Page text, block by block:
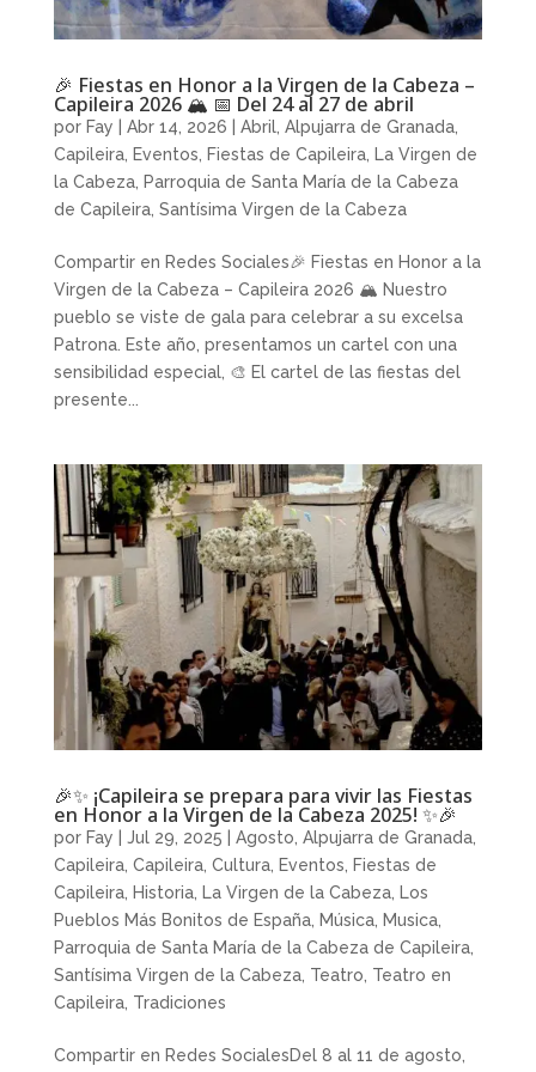
🎉 Fiestas en Honor a la Virgen de la Cabeza –
Capileira 2026 🏔️ 📅 Del 24 al 27 de abril
por Fay Abr 14, 2026 Abril, Alpujarra de Granada,
Capileira, Eventos Fiestas de Capileira, La Virgen de
la Cabeza, Parroquia de Santa María de la Cabeza
de Capileira, Santísima Virgen de la Cabeza
Compartir en Redes Sociales🎉 Fiestas en Honor a la
Virgen de la Cabeza – Capileira 2026 🏔️ Nuestro
pueblo se viste de gala para celebrar a su excelsa
Patrona. Este año, presentamos un cartel con una
sensibilidad especial, 🎨 El cartel de las fiestas del
presente...
🎉✨ ¡Capileira se prepara para vivir las Fiestas
en Honor a la Virgen de la Cabeza 2025! ✨🎉
por Fay Jul 29, 2025 Agosto Alpujarra de Granada,
Capileira, Capileira, Cultura, Eventos
Fiestas de
Capileira, Historia, La Virgen de la Cabeza, Los
Pueblos Más Bonitos de España, Música, Musica,
Parroquia de Santa María de la Cabeza de Capileira,
Santísima Virgen de la Cabeza, Teatro Teatro en
Capileira, Tradiciones
Compartir en Redes SocialesDel 8 al 11 de agosto,